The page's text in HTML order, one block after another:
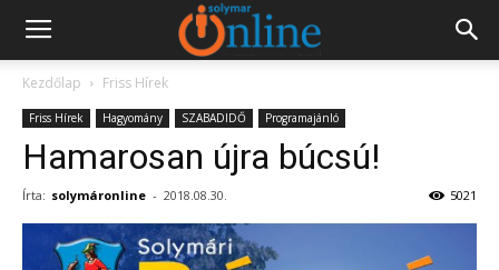
Kezdőlap Friss Hírek
Friss Hírek Hagyomány SZABADIDŐ Programajánló
Hamarosan újra búcsú!
Írta: solymáronline - 2018.08.30. 5021